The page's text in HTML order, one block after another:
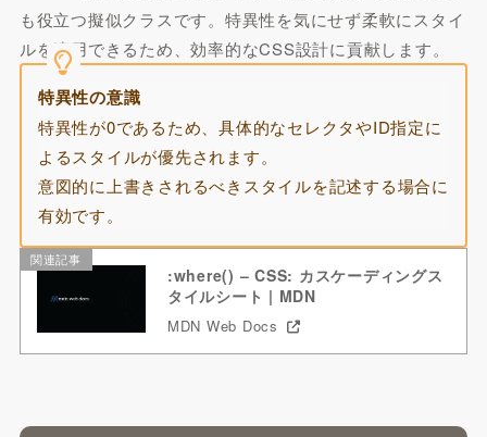
も役立つ擬似クラスです。特異性を気にせず柔軟にスタイ
ルを適用できるため、効率的なCSS設計に貢献します。
特異性の意識
特異性が0であるため、具体的なセレクタやID指定に
よるスタイルが優先されます。
意図的に上書きされるべきスタイルを記述する場合に
有効です。
関連記事
:where() – CSS: カスケーディングス
タイルシート | MDN
MDN Web Docs